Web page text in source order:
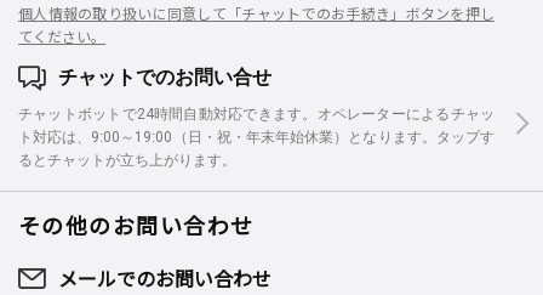
個人情報の取り扱いに同意して「チャットでのお手続き」ボタンを押し
てください。
チャットでのお問い合せ
チャットボットで24時間自動対応できます。オペレーターによるチャッ
ト対応は、9:00～19:00（日・祝・年末年始休業）となります。タップす
るとチャットが立ち上がります。
その他のお問い合わせ
メールでのお問い合わせ